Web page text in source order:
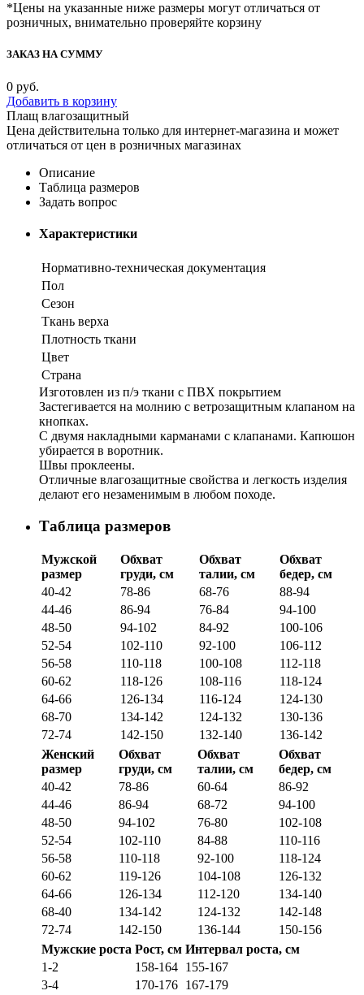
*Цены на указанные ниже размеры могут отличаться от
розничных, внимательно проверяйте корзину
ЗАКАЗ НА СУММУ
0 руб.
Добавить в корзину
Плащ влагозащитный
Цена действительна только для интернет-магазина и может
отличаться от цен в розничных магазинах
Описание
Таблица размеров
Задать вопрос
Характеристики
Нормативно-техническая документация
Пол
Сезон
Ткань верха
Плотность ткани
Цвет
Страна
Изготовлен из п/э ткани с ПВХ покрытием
Застегивается на молнию с ветрозащитным клапаном на
кнопках.
С двумя накладными карманами с клапанами. Капюшон
убирается в воротник.
Швы проклеены.
Отличные влагозащитные свойства и легкость изделия
делают его незаменимым в любом походе.
Таблица размеров
Мужской
размер
Обхват
груди, см
Обхват
талии, см
Обхват
бедер, см
40-42
78-86 68-76
88-94
44-46
86-94 76-84
94-100
48-50
94-102 84-92
100-106
52-54
102-110 92-100
106-112
56-58
110-118 100-108
112-118
60-62
118-126 108-116
118-124
64-66
126-134 116-124
124-130
68-70
134-142 124-132
130-136
72-74
142-150 132-140
136-142
Женский
размер
Обхват
груди, см
Обхват
талии, см
Обхват
бедер, см
40-42
78-86 60-64
86-92
44-46
86-94 68-72
94-100
48-50
94-102 76-80
102-108
52-54
102-110 84-88
110-116
56-58
110-118 92-100
118-124
60-62
119-126 104-108
126-132
64-66
126-134 112-120
134-140
68-40
134-142 124-132
142-148
72-74
142-150 136-144
150-156
Мужские роста Рост, см Интервал роста, см
1-2
158-164 155-167
3-4
170-176 167-179